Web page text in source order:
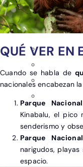
QUÉ VER EN
Cuando se habla de
nacionales encabezan
Parque
Kinabalu, el pico
senderismo y
Parque
narigudos,
espacio.